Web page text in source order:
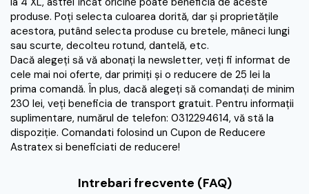
produse. Poţi selecta culoarea dorită, dar şi proprietăţile
acestora, putând selecta produse cu bretele, mâneci lungi
sau scurte, decolteu rotund, dantelă, etc.
Dacă alegeţi să vă abonaţi la newsletter, veţi fi informat de
cele mai noi oferte, dar primiţi şi o reducere de 25 lei la
prima comandă. În plus, dacă alegeţi să comandaţi de minim
230 lei, veţi beneficia de transport gratuit. Pentru informaţii
suplimentare, numărul de telefon: 0312294614, vă stă la
dispoziţie. Comandati folosind un Cupon de Reducere
Astratex si beneficiati de reducere!
Intrebari frecvente (FAQ)